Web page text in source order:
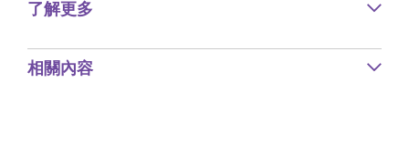
了解更多
相關內容